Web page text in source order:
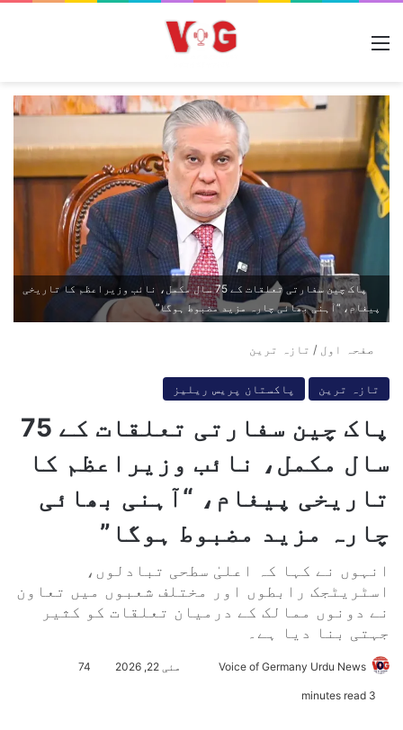
پاک چین سفارتی تعلقات کے 75 سال مکمل، نائب وزیراعظم کا تاریخی
پیغام، “آہنی بھائی چارہ مزید مضبوط ہوگا”
صفحہ اول / تازہ ترین
تازہ ترین پاکستان پریس ریلیز
پاک چین سفارتی تعلقات کے 75
سال مکمل، نائب وزیراعظم کا
تاریخی پیغام، “آہنی بھائی
چارہ مزید مضبوط ہوگا”
انہوں نے کہا کہ اعلیٰ سطحی تبادلوں،
اسٹریٹجک رابطوں اور مختلف شعبوں میں تعاون
نے دونوں ممالک کے درمیان تعلقات کو کثیر
جہتی بنا دیا ہے۔
Voice of Germany Urdu News مئی 22, 2026 74